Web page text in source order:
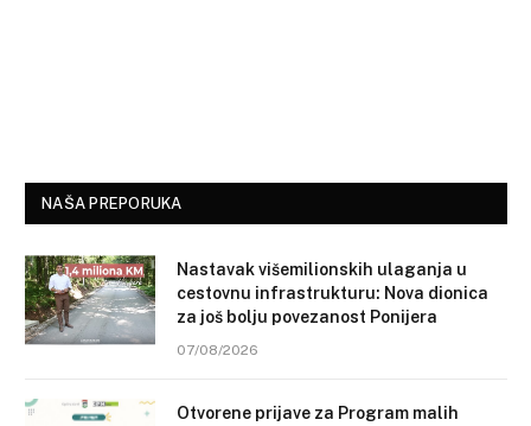
NAŠA PREPORUKA
Nastavak višemilionskih ulaganja u
cestovnu infrastrukturu: Nova dionica
za još bolju povezanost Ponijera
07/08/2026
Otvorene prijave za Program malih